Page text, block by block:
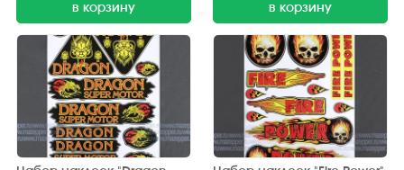
в корзину в корзину